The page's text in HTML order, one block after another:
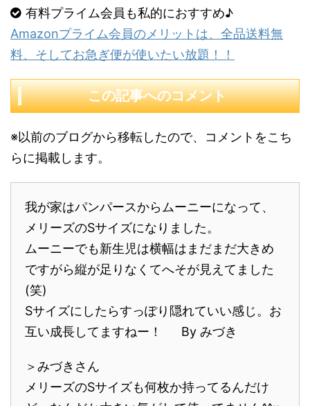
有料プライム会員も私的におすすめ♪
Amazonプライム会員のメリットは、全品送料無
料、そしてお急ぎ便が使いたい放題！！
この記事へのコメント
※以前のブログから移転したので、コメントをこち
らに掲載します。
我が家はパンパースからムーニーになって、
メリーズのSサイズになりました。
ムーニーでも新生児は横幅はまだまだ大きめ
ですがら縦が足りなくてへそが見えてました
(笑)
Sサイズにしたらすっぽり隠れていい感じ。お
互い成長してますねー！ By みづき
＞みづきさん
メリーズのSサイズも何枚か持ってるんだけ